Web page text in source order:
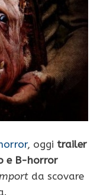
, oggi trailer
e B-horror
da scovare